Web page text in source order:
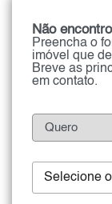
Não
Preencha o
imóvel que
Breve as
em contato.
Selecione